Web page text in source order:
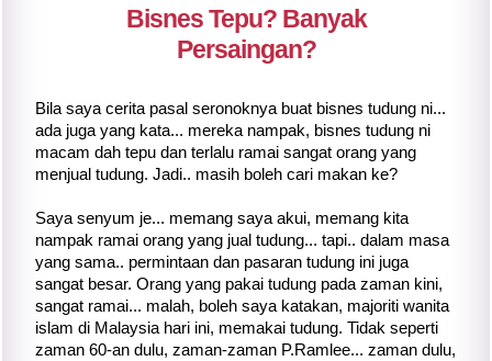
Bisnes Tepu? Banyak
Persaingan?
Bila saya cerita pasal seronoknya buat bisnes tudung ni...
ada juga yang kata... mereka nampak, bisnes tudung ni
macam dah tepu dan terlalu ramai sangat orang yang
menjual tudung. Jadi.. masih boleh cari makan ke?
Saya senyum je... memang saya akui, memang kita
nampak ramai orang yang jual tudung... tapi.. dalam masa
yang sama.. permintaan dan pasaran tudung ini juga
sangat besar. Orang yang pakai tudung pada zaman kini,
sangat ramai... malah, boleh saya katakan, majoriti wanita
islam di Malaysia hari ini, memakai tudung. Tidak seperti
zaman 60-an dulu, zaman-zaman P.Ramlee... zaman dulu,